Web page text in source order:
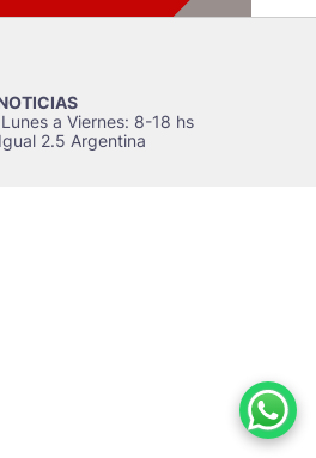
a Viernes: 8-18 hs
2.5 Argentina